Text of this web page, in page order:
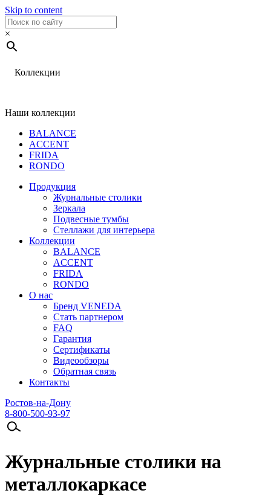
Skip to content
×
Коллекции
Наши коллекции
BALANCE
ACCENT
FRIDA
RONDO
Продукция
Журнальные столики
Зеркала
Подвесные тумбы
Стеллажи для интерьера
Коллекции
BALANCE
ACCENT
FRIDA
RONDO
О нас
Бренд VENEDA
Стать партнером
FAQ
Гарантия
Сертификаты
Видеообзоры
Обратная связь
Контакты
Ростов-на-Дону
8-800-500-93-97
Журнальные столики на
металлокаркасе